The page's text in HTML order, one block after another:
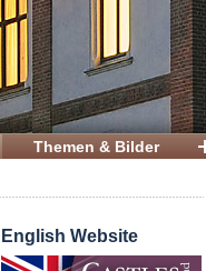
Themen & Bilder
English Website